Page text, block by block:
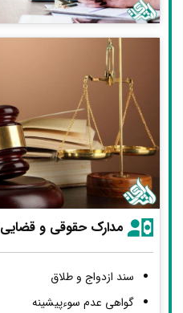
مدارک حقوقی و قضایی
سند ازدواج و طلاق
گواهی عدم سوءپیشینه